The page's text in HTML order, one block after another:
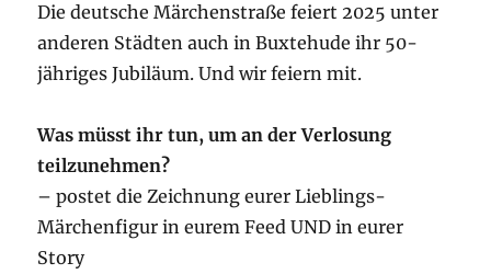
Die deutsche Märchenstraße feiert 2025 unter
anderen Städten auch in Buxtehude ihr 50-
jähriges Jubiläum. Und wir feiern mit.
Was müsst ihr tun, um an der Verlosung
teilzunehmen?
– postet die Zeichnung eurer Lieblings-
Märchenfigur in eurem Feed UND in eurer
Story